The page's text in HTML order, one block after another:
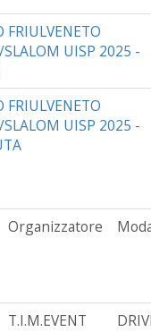
FRIULVENETO
SLALOM UISP 2025 -
FRIULVENETO
SLALOM UISP 2025 -
Organizzatore
T.I.M.EVENT